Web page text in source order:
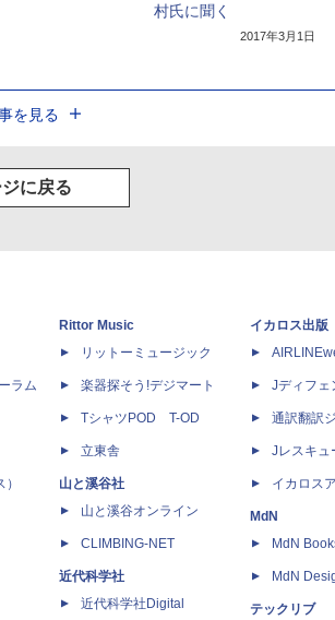
村氏に聞く
2017年3月1日
を見る
ジに戻る
ラム
Rittor Music
リットーミュージック
楽器探そう!デジマート
TシャツPOD T-OD
立東舎
山と溪谷社
山と溪谷オンライン
CLIMBING-NET
近代科学社
近代科学社Digital
イカロス出版
Jディフェ
通訳翻訳
Jレスキュ
イカロス
MdN
MdN
MdN
テックリブ